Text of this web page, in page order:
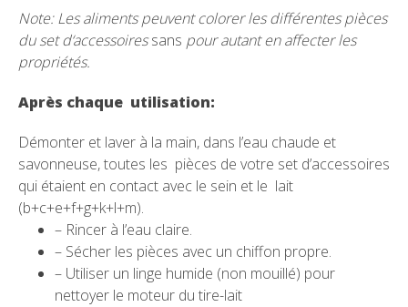
Note:Les aliments peuvent colorer les différentes pièces
du set d‘accessoiressans pour autantenaffecterles
propriétés.
Après chaque utilisation:
Démonter et laver à la main, dans l’eau chaude et
savonneuse, toutes les pièces de votre set d’accessoires
qui étaient en contact avec le sein et le lait
(b+c+e+f+g+k+l+m).
– Rincer à l’eau claire.
– Sécher les pièces avec un chiffon propre.
– Utiliser un linge humide (non mouillé) pour
nettoyer le moteur du tire-lait